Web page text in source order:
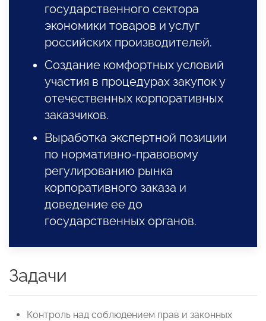
государственного сектора
экономики товаров и услуг
российских производителей.
Создание комфортных условий
участия в процедурах закупок у
отечественных корпоративных
заказчиков.
Выработка экспертной позиции
по нормативно-правовому
регулированию рынка
корпоративного заказа и
доведение ее до
государственных органов.
Задачи
Контроль над соблюдением прав и законных